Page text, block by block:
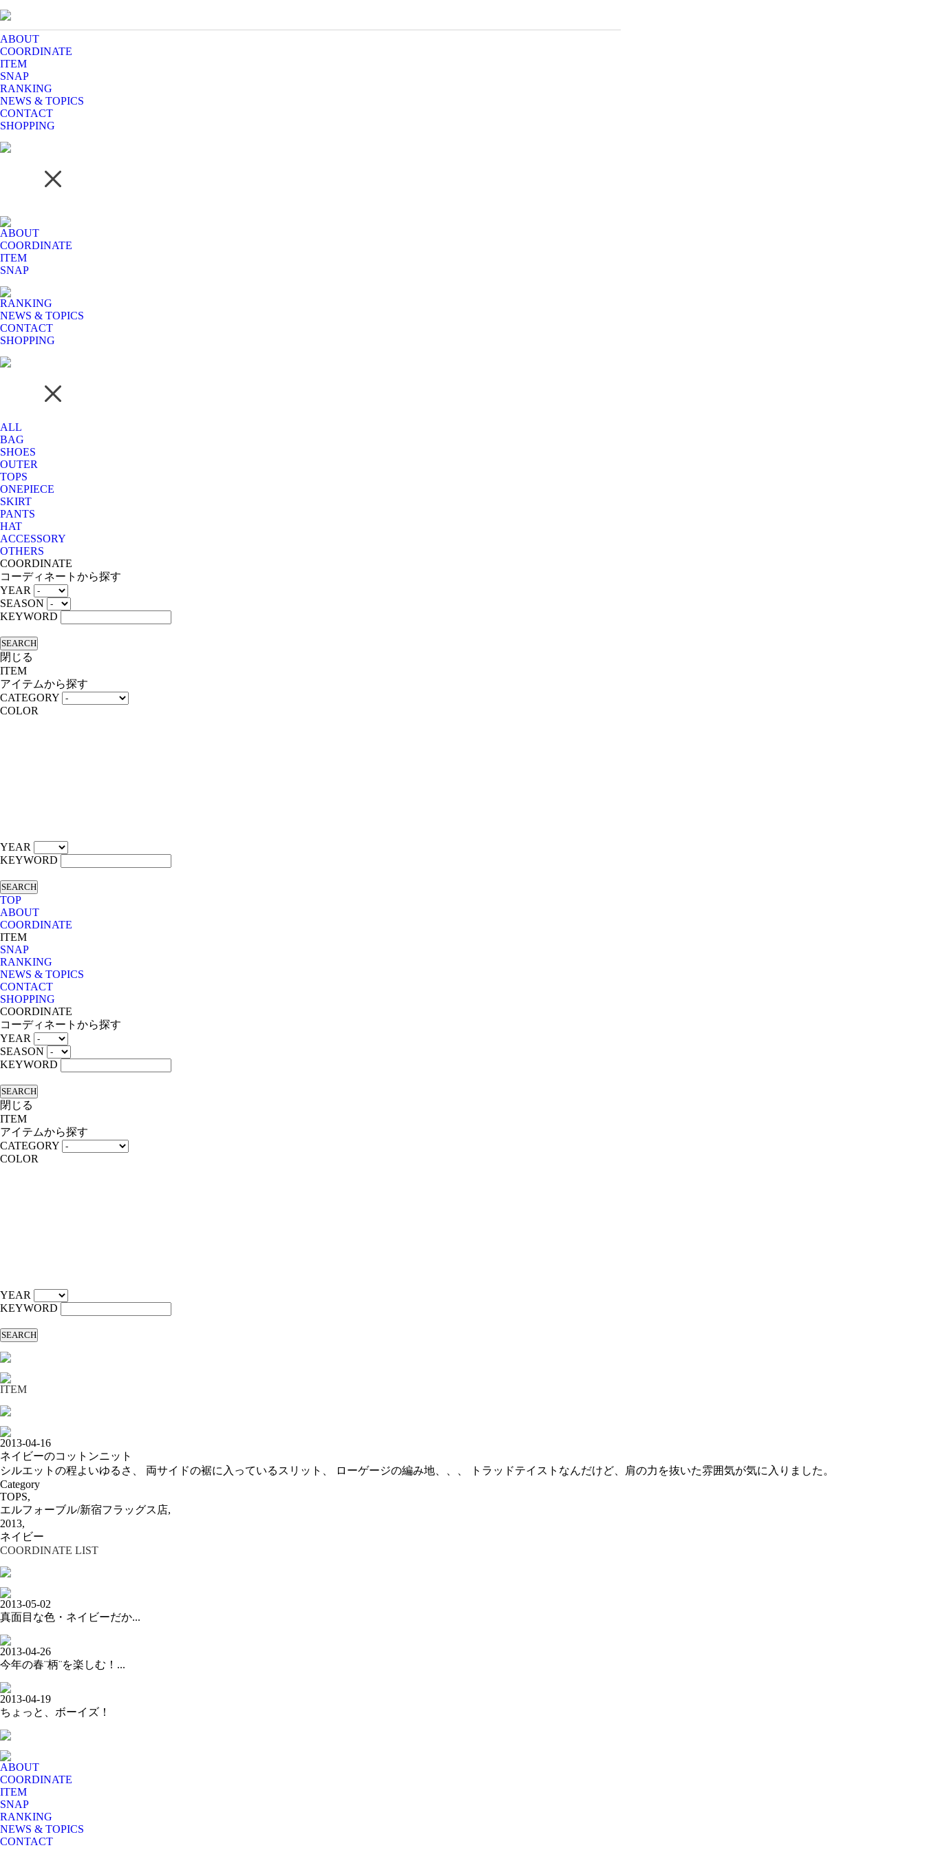
ABOUT
COORDINATE
ITEM
SNAP
RANKING
NEWS & TOPICS
CONTACT
SHOPPING
ABOUT
COORDINATE
ITEM
SNAP
RANKING
NEWS & TOPICS
CONTACT
SHOPPING
ALL
BAG
SHOES
OUTER
TOPS
ONEPIECE
SKIRT
PANTS
HAT
ACCESSORY
OTHERS
COORDINATE
コーディネートから探す
YEAR
SEASON
KEYWORD
SEARCH
閉じる
ITEM
アイテムから探す
CATEGORY
COLOR
YEAR
KEYWORD
SEARCH
TOP
ABOUT
COORDINATE
ITEM
SNAP
RANKING
NEWS & TOPICS
CONTACT
SHOPPING
COORDINATE
コーディネートから探す
YEAR
SEASON
KEYWORD
SEARCH
閉じる
ITEM
アイテムから探す
CATEGORY
COLOR
YEAR
KEYWORD
SEARCH
ITEM
2013-04-16
ネイビーのコットンニット
シルエットの程よいゆるさ、 両サイドの裾に入っているスリット、 ローゲージの編み地、、、 トラッドテイストなんだけど、肩の力を抜いた雰囲気が気に入りました。
Category
TOPS,
エルフォーブル/新宿フラッグス店,
2013,
ネイビー
COORDINATE LIST
2013-05-02
真面目な色・ネイビーだか...
2013-04-26
今年の春¨柄¨を楽しむ！...
2013-04-19
ちょっと、ボーイズ！
ABOUT
COORDINATE
ITEM
SNAP
RANKING
NEWS & TOPICS
CONTACT